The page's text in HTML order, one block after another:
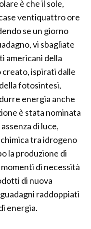
è che il sole,
ventiquattro ore
se un giorno
vi sbagliate
americani della
ispirati dalle
fotosintesi,
energia anche
è stata nominata
di luce,
tra idrogeno
la produzione di
di necessità
di nuova
raddoppiati
energia.